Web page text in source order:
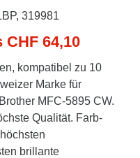
319981
64,10
kompatibel zu 10
Marke für
MFC-5895 CW.
Qualität. Farb-
brillante